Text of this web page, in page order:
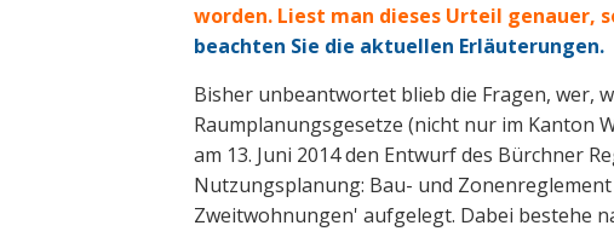
worden. Liest man dieses Urteil
beachten Sie die aktuellen Erläuterungen.
Bisher unbeantwortet blieb die Fragen, wer,
Raumplanungsgesetze (nicht nur im Kanton
am 13. Juni 2014 den Entwurf des Bürchner
Nutzungsplanung: Bau- und
Zweitwohnungen' aufgelegt. Dabei bestehe